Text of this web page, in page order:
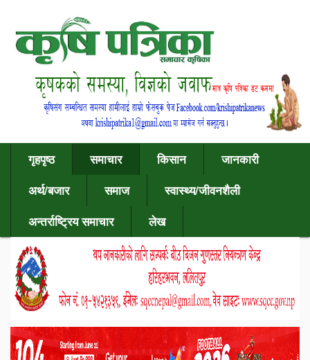
गृहपृष्ठ समाचार किसान
जानकारी
अर्थ/बजार
समाज
स्वास्थ्य/जीवनशैली
अन्तर्राष्ट्रिय समाचार
लेख